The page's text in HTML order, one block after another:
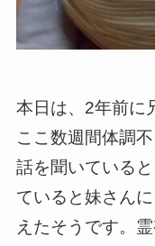
本日は、2年前に
ここ数週間体調
話を聞いている
ていると妹さん
えたそうです。